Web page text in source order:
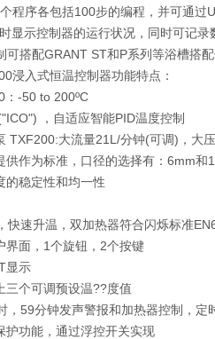
序各包括100步的编程，并可通过
显示控制器的运行状况，同时可记录
配GRANT ST和P系列等浴槽搭配
浸入式恒温控制器功能特点：
-50 to 200ºC
，自适应智能PID温度控制
大流量21L/分钟(可调)，大
作为标准，口径的选择有：6mm和
稳定性和均一性
速升温，双加热器符合闪烁标准
面，1个旋钮，2个按键
显示
个可调预设温??度值
59分钟发声警报和加热器控制，定
功能，通过浮控开关实现